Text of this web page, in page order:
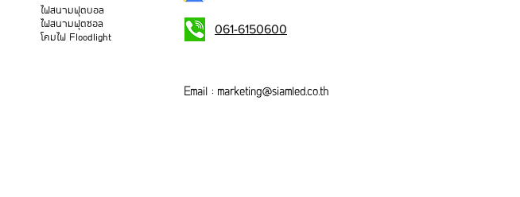
ไฟสนามฟุตบอล
ไฟสนามฟุตซอล
โคมไฟ Floodlight
061-6150600
Email : marketing@siamled.co.th